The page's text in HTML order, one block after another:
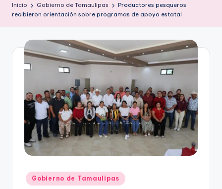
g
a
o
Inicio Gobierno de Tamaulipas
Productores pesqueros
recibieron orientación sobre programas de apoyo estatal
Publicado
en
Gobierno de Tamaulipas